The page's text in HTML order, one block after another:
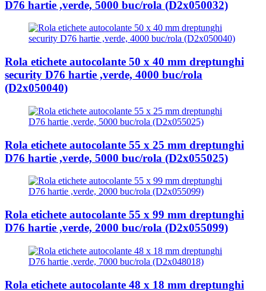
D76 hartie ,verde, 5000 buc/rola (D2x050032)
Rola etichete autocolante 50 x 40 mm dreptunghi
security D76 hartie ,verde, 4000 buc/rola
(D2x050040)
Rola etichete autocolante 55 x 25 mm dreptunghi
D76 hartie ,verde, 5000 buc/rola (D2x055025)
Rola etichete autocolante 55 x 99 mm dreptunghi
D76 hartie ,verde, 2000 buc/rola (D2x055099)
Rola etichete autocolante 48 x 18 mm dreptunghi